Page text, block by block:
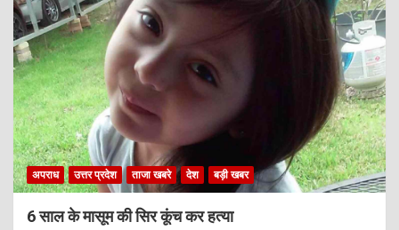
अपराध उत्तर प्रदेश ताजा खबरे देश बड़ी खबर
6 साल के मासूम की सिर कूंच कर हत्या